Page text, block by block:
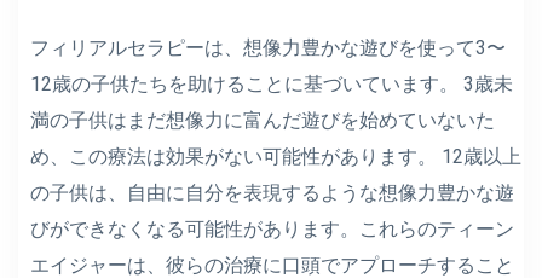
フィリアルセラピーは、想像力豊かな遊びを使って3〜
12歳の子供たちを助けることに基づいています。 3歳未
満の子供はまだ想像力に富んだ遊びを始めていないた
め、この療法は効果がない可能性があります。 12歳以上
の子供は、自由に自分を表現するような想像力豊かな遊
びができなくなる可能性があります。これらのティーン
エイジャーは、彼らの治療に口頭でアプローチすること